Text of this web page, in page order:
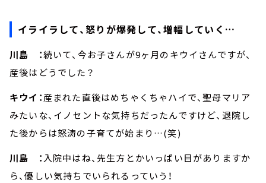
イライラして、怒りが爆発して、増幅していく…
川島 ：続いて、今お子さんが9ヶ月のキウイさんですが、
産後はどうでした？
キウイ：産まれた直後はめちゃくちゃハイで、聖母マリア
みたいな、イノセントな気持ちだったんですけど、退院し
た後からは怒涛の子育てが始まり…(笑)
川島 ：入院中はね、先生方とかいっぱい目がありますか
ら、優しい気持ちでいられるっていう！